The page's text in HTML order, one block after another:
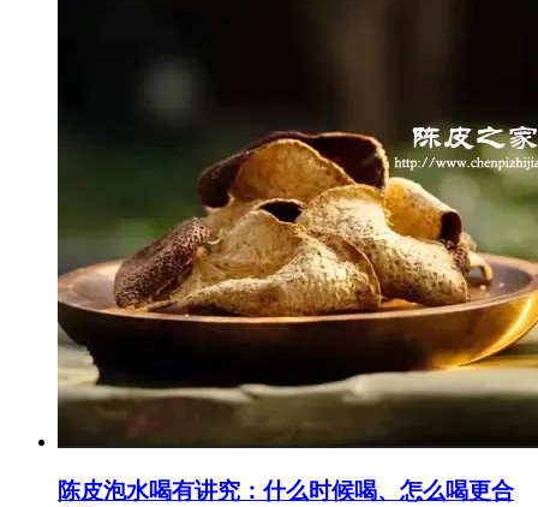
陈皮泡水喝有讲究：什么时候喝、怎么喝更合